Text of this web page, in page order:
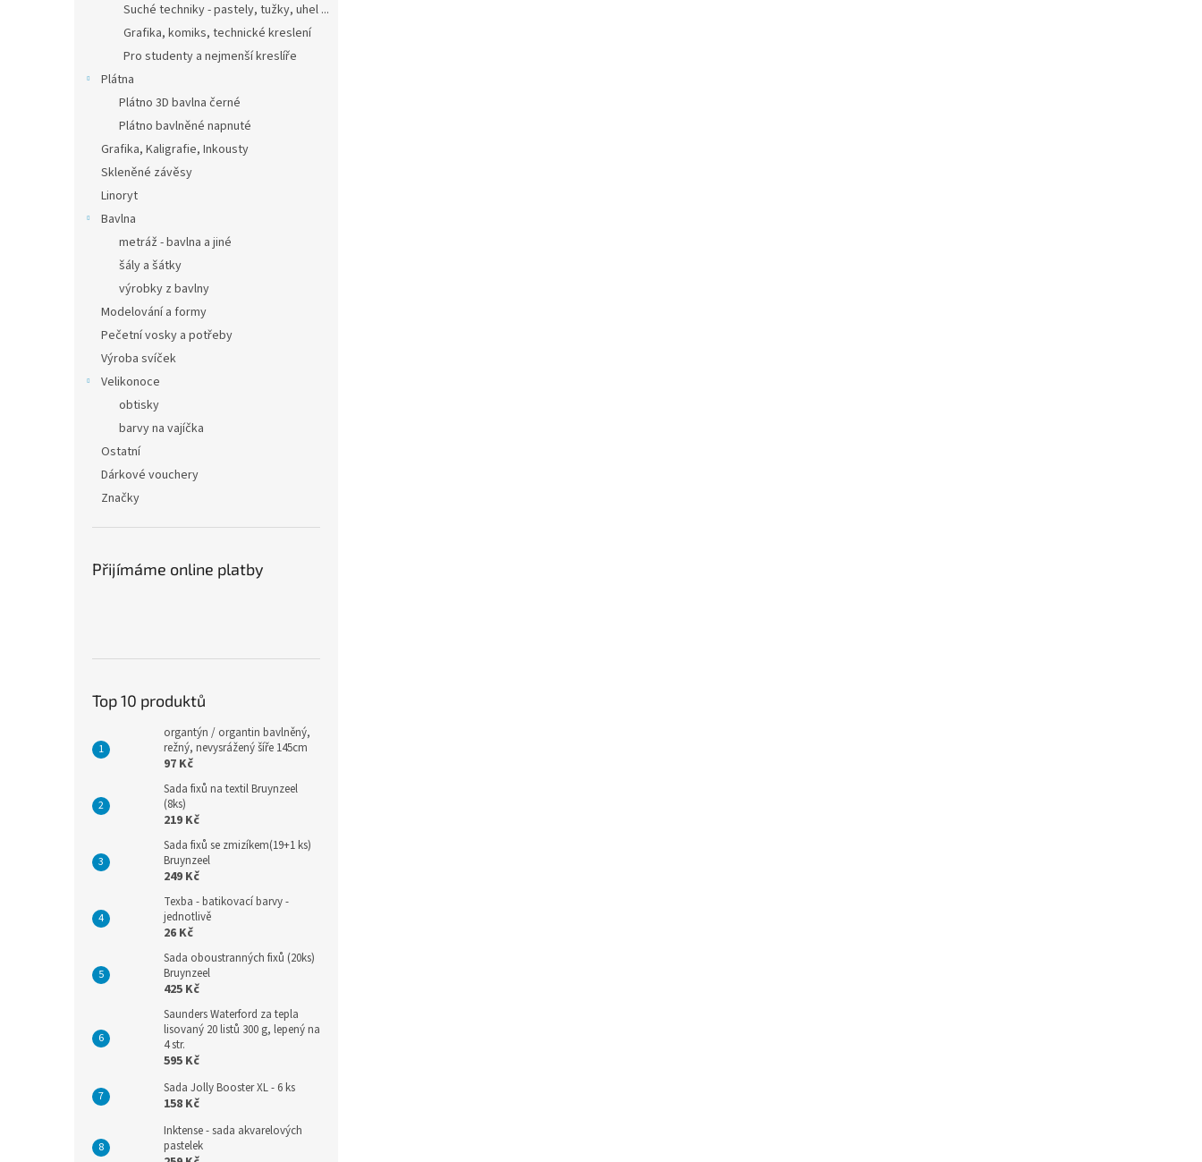
Suché techniky - pastely, tužky, uhel ...
Grafika, komiks, technické kreslení
Pro studenty a nejmenší kreslíře
Plátna
Plátno 3D bavlna černé
Plátno bavlněné napnuté
Grafika, Kaligrafie, Inkousty
Skleněné závěsy
Linoryt
Bavlna
metráž - bavlna a jiné
šály a šátky
výrobky z bavlny
Modelování a formy
Pečetní vosky a potřeby
Výroba svíček
Velikonoce
obtisky
barvy na vajíčka
Ostatní
Dárkové vouchery
Značky
Přijímáme online platby
Top 10 produktů
organtýn / organtin bavlněný,
režný, nevysrážený šíře 145cm
97 Kč
Sada fixů na textil Bruynzeel
(8ks)
219 Kč
Sada fixů se zmizíkem(19+1 ks)
Bruynzeel
249 Kč
Texba - batikovací barvy -
jednotlivě
26 Kč
Sada oboustranných fixů (20ks)
Bruynzeel
425 Kč
Saunders Waterford za tepla
lisovaný 20 listů 300 g, lepený na
4 str.
595 Kč
Sada Jolly Booster XL - 6 ks
158 Kč
Inktense - sada akvarelových
pastelek